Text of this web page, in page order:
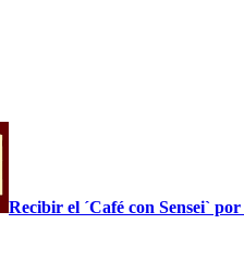
Recibir el ´Café con Sensei`